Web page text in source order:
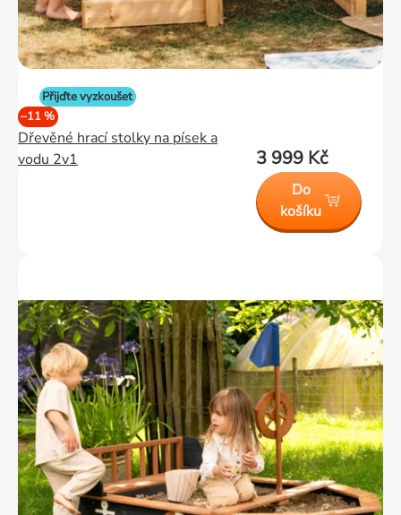
Přijďte vyzkoušet
–11 %
Dřevěné hrací stolky na písek a
vodu 2v1
3 999 Kč
Do
košíku